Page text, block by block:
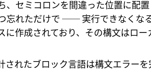
、セミコロンを間違った位置に配
忘れただけで ── 実行できなくな
に作成されており、その構文はロー
されたブロック言語は構文エラー